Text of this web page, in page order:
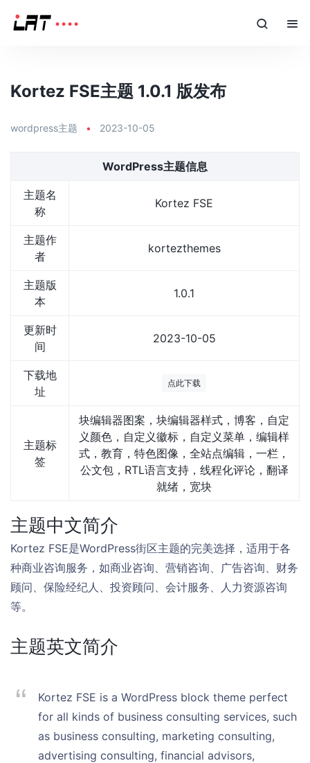
Kortez FSE主题 1.0.1 版发布
wordpress主题 • 2023-10-05
WordPress主题信息
主题名
称
Kortez FSE
主题作
者
kortezthemes
主题版
本
1.0.1
更新时
间
2023-10-05
下载地
址
点此下载
主题标
签
块编辑器图案，块编辑器样式，博客，自定
义颜色，自定义徽标，自定义菜单，编辑样
式，教育，特色图像，全站点编辑，一栏，
公文包，RTL语言支持，线程化评论，翻译
就绪，宽块
主题中文简介
Kortez FSE是WordPress街区主题的完美选择，适用于各
种商业咨询服务，如商业咨询、营销咨询、广告咨询、财务
顾问、保险经纪人、投资顾问、会计服务、人力资源咨询
等。
主题英文简介
Kortez FSE is a WordPress block theme perfect
for all kinds of business consulting services, such
as business consulting, marketing consulting,
advertising consulting, financial advisors,